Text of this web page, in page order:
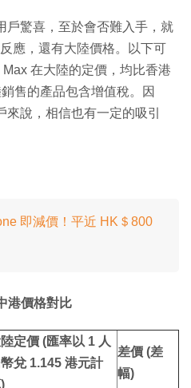
戶驚喜，至於會否難入手，就
應，還有大陸價格。以下可
在大陸的定價，均比香港
售的產品包含增值稅。因
說，相信也有一定的吸引
即減價！平近 HK＄800
港價格對比
定價 (匯率以 1 人
幣兌 1.145 港元計
差價 (差
幅)